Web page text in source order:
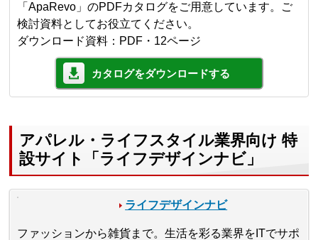
「ApaRevo」のPDFカタログをご用意しています。ご
検討資料としてお役立てください。
ダウンロード資料：PDF・12ページ
カタログをダウンロードする
アパレル・ライフスタイル業界向け 特
設サイト「ライフデザインナビ」
ライフデザインナビ
ファッションから雑貨まで。生活を彩る業界をITでサポ